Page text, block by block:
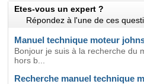
Etes-vous un expert ?
Répondez à l'une de ces
Manuel technique moteur
Bonjour je suis à la recherche du
hors b...
Recherche manuel technique